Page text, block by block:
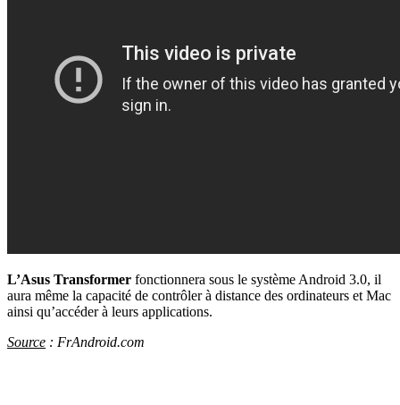
L’Asus Transformer fonctionnera sous le système Android 3.0, il
aura même la capacité de contrôler à distance des ordinateurs et Mac
ainsi qu’accéder à leurs applications.
Source : FrAndroid.com